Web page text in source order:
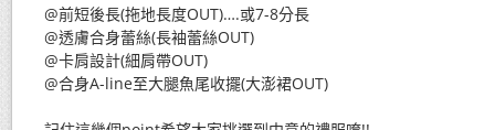
@前短後長(拖地長度OUT)….或7-8分長
@透膚合身蕾絲(長袖蕾絲OUT)
@卡肩設計(細肩帶OUT)
@合身A-line至大腿魚尾收擺(大澎裙OUT)